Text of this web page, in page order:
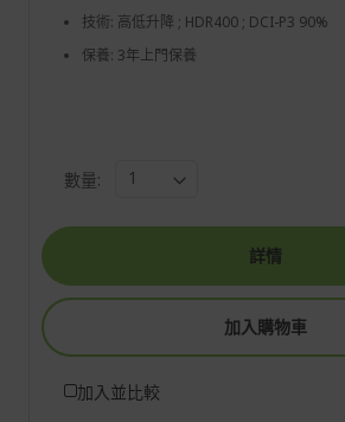
技術: 高低升降 ; HDR400 ; DCI-P3 90%
保養: 3年上門保養
數量:
詳情
加入購物車
加入並比較